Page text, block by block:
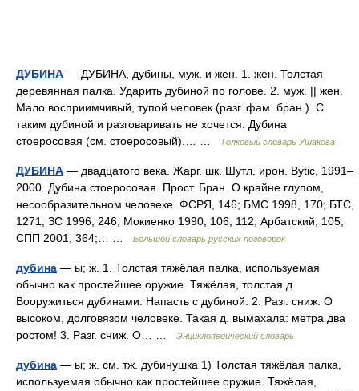
ДУБИНА — ДУБИНА, дубины, муж. и жен. 1. жен. Толстая
деревянная палка. Ударить дубиной по голове. 2. муж. || жен.
Мало восприимчивый, тупой человек (разг. фам. бран.). С
таким дубиной и разговаривать не хочется. Дубина
стоеросовая (см. стоеросовый).… …
Толковый словарь Ушакова
ДУБИНА — двадцатого века. Жарг. шк. Шутл. ирон. Bytic, 1991–
2000. Дубина стоеросовая. Прост. Бран. О крайне глупом,
несообразительном человеке. ФСРЯ, 146; БМС 1998, 170; БТС,
1271; ЗС 1996, 246; Мокиенко 1990, 106, 112; Арбатский, 105;
СПП 2001, 364;… …
Большой словарь русских поговорок
дубина — ы; ж. 1. Толстая тяжёлая палка, используемая
обычно как простейшее оружие. Тяжёлая, толстая д.
Вооружиться дубинами. Напасть с дубиной. 2. Разг. сниж. О
высоком, долговязом человеке. Такая д. вымахала: метра два
ростом! 3. Разг. сниж. О… …
Энциклопедический словарь
дубина — ы; ж. см. тж. дубинушка 1) Толстая тяжёлая палка,
используемая обычно как простейшее оружие. Тяжёлая,